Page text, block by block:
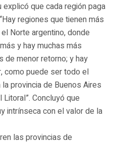
que cada región paga
regiones que tienen más
Norte argentino, donde
y hay muchas más
de menor retorno; y hay
como puede ser todo el
provincia de Buenos Aires
Concluyó que
intrínseca con el valor de la
las provincias de